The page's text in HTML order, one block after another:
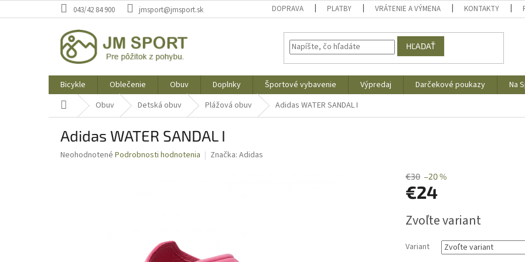
na
043/42 84 900 jmsport@jmsport.sk DOPRAVA PLATBY VRÁTENIE A VÝMENA KONTAKTY
HĽADAŤ
Bicykle Oblečenie Obuv Doplnky Športové vybavenie Výpredaj Darčekové poukazy Na
Domov Obuv Detská obuv Plážová obuv Adidas WATER SANDAL I
Adidas WATER SANDAL I
Priemerné
Neohodnotené Podrobnosti hodnotenia Značka: Adidas
€30 –20 %
€24
cena:
Zvoľte variant
Variant